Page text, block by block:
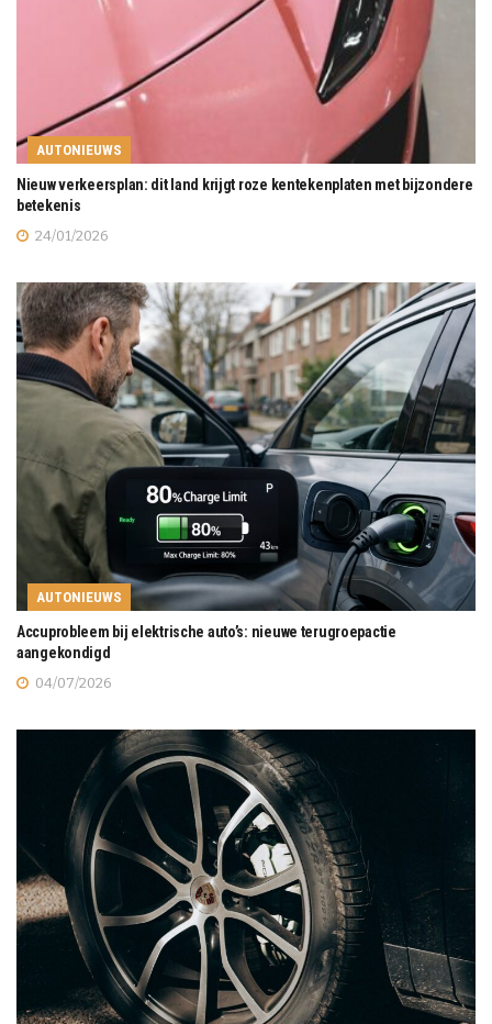
AUTONIEUWS
Nieuw verkeersplan: dit land krijgt roze kentekenplaten met bijzondere
betekenis
24/01/2026
AUTONIEUWS
Accuprobleem bij elektrische auto’s: nieuwe terugroepactie
aangekondigd
04/07/2026